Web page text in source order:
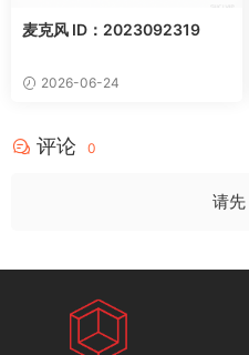
麦克风 ID：2023092319
2026-06-24
评论 0
请先